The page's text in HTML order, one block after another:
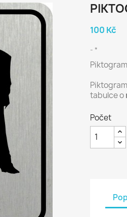
100 Kč
*
tabulce o
Počet